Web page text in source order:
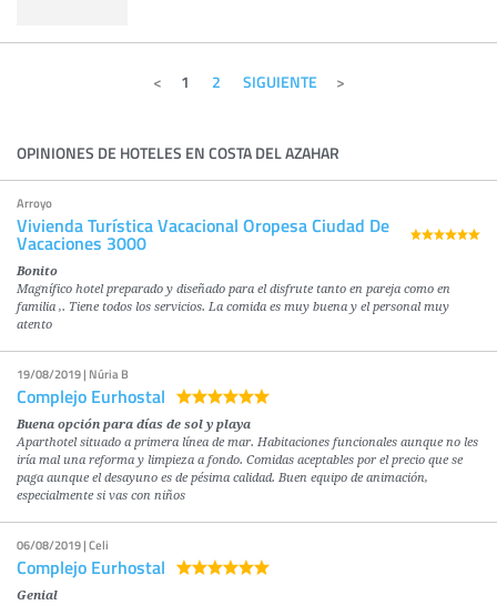
1 2 SIGUIENTE
OPINIONES DE HOTELES EN COSTA DEL AZAHAR
Arroyo
Vivienda Turística Vacacional Oropesa Ciudad De
Vacaciones 3000
Bonito
Magnífico hotel preparado y diseñado para el disfrute tanto en pareja como en
familia ,. Tiene todos los servicios. La comida es muy buena y el personal muy
atento
19/08/2019 | Núria B
Complejo Eurhostal
Buena opción para días de sol y playa
Aparthotel situado a primera línea de mar. Habitaciones funcionales aunque no les
iría mal una reforma y limpieza a fondo. Comidas aceptables por el precio que se
paga aunque el desayuno es de pésima calidad. Buen equipo de animación,
especialmente si vas con niños
06/08/2019 | Celi
Complejo Eurhostal
Genial